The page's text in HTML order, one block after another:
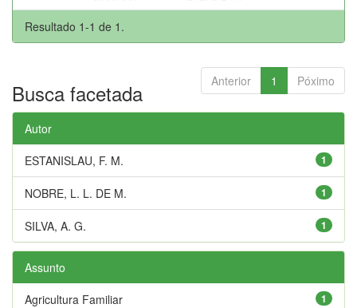
Resultado 1-1 de 1.
Anterior 1 Póximo
Busca facetada
Autor
1
ESTANISLAU, F. M.
1
NOBRE, L. L. DE M.
1
SILVA, A. G.
Assunto
1
Agricultura Familiar